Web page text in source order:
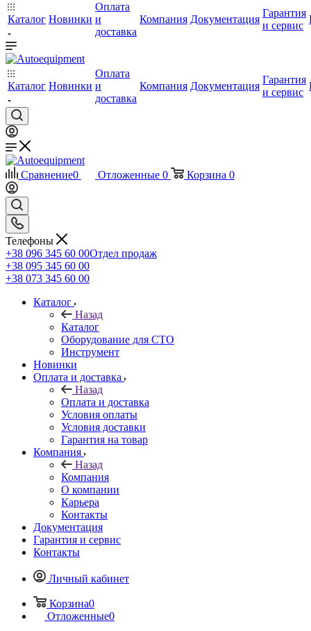
Каталог Новинки
Оплата
и
доставка
Компания Документация
Гарантия
и сервис
Каталог Новинки
Оплата
и
доставка
Компания Документация
Гарантия
и сервис
Сравнение0 Отложенные 0 Корзина 0
Телефоны
+38 096 345 60 00Отдел продаж
+38 095 345 60 00
+38 073 345 60 00
Каталог
Назад
Каталог
Оборудование для СТО
Инструмент
Новинки
Оплата и доставка
Назад
Оплата и доставка
Условия оплаты
Условия доставки
Гарантия на товар
Компания
Назад
Компания
О компании
Карьера
Контакты
Документация
Гарантия и сервис
Контакты
Личный кабинет
Корзина0
Отложенные0